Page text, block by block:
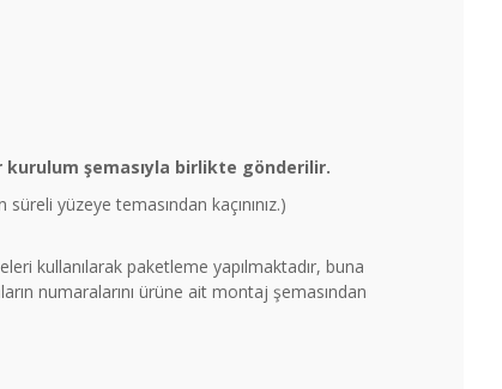
şemasıyla birlikte gönderilir.
yüzeye temasından kaçınınız.)
kullanılarak paketleme yapılmaktadır, buna
numaralarını ürüne ait montaj şemasından